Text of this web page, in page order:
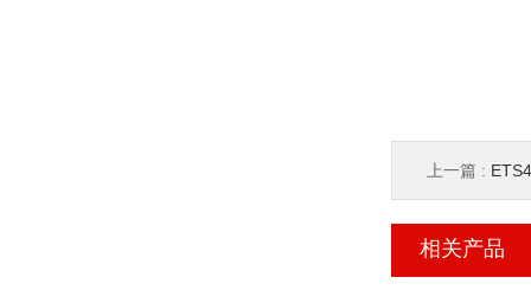
上一篇 :
相关产品